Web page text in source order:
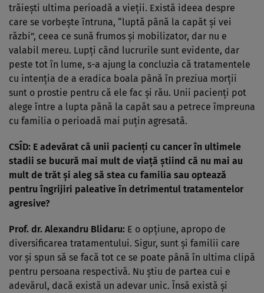
trăieşti ultima perioadă a vieţii. Există ideea despre
care se vorbeşte întruna, “luptă până la capăt şi vei
răzbi”, ceea ce sună frumos şi mobilizator, dar nu e
valabil mereu. Lupţi când lucrurile sunt evidente, dar
peste tot în lume, s-a ajung la concluzia că tratamentele
cu intenţia de a eradica boala până în preziua morţii
sunt o prostie pentru că ele fac şi rău. Unii pacienţi pot
alege între a lupta până la capăt sau a petrece împreuna
cu familia o perioadă mai puţin agresată.
CSÎD: E adevărat că unii pacienţi cu cancer în ultimele
stadii se bucură mai mult de viaţă ştiind că nu mai au
mult de trăt şi aleg să stea cu familia sau optează
pentru îngrijiri paleative în detrimentul tratamentelor
agresive?
Prof. dr. Alexandru Blidaru: E o opţiune, apropo de
diversificarea tratamentului. Sigur, sunt şi familii care
vor şi spun să se facă tot ce se poate până în ultima clipă
pentru persoana respectivă. Nu ştiu de partea cui e
adevărul, dacă există un adevar unic. Însă există şi